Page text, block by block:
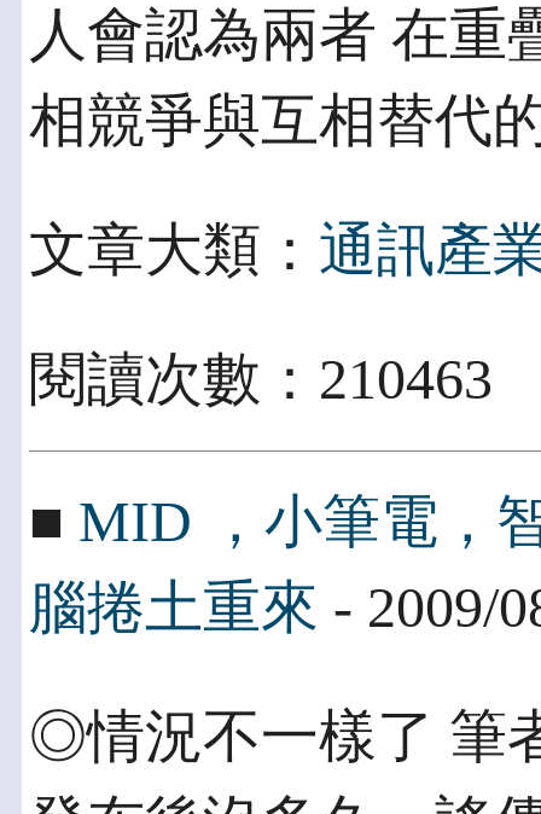
人會認為兩者 在重
相競爭與互相替代
文章大類： 通訊產
閱讀次數：
■ MID ，小筆電，
腦捲土重來 - 2009/
◎情況不一樣了 筆